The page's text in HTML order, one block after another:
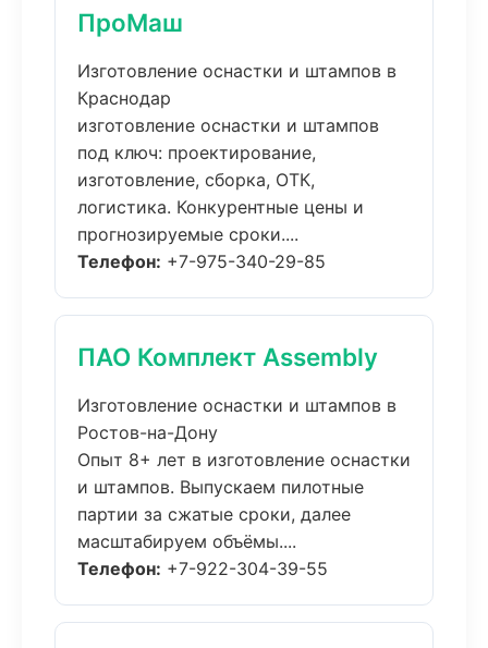
ПроМаш
Изготовление оснастки и штампов в
Краснодар
изготовление оснастки и штампов
под ключ: проектирование,
изготовление, сборка, ОТК,
логистика. Конкурентные цены и
прогнозируемые сроки....
Телефон: +7-975-340-29-85
ПАО Комплект Assembly
Изготовление оснастки и штампов в
Ростов-на-Дону
Опыт 8+ лет в изготовление оснастки
и штампов. Выпускаем пилотные
партии за сжатые сроки, далее
масштабируем объёмы....
Телефон: +7-922-304-39-55